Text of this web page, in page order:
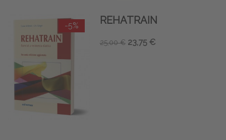
-5% REHATRAIN
25,00 € 23,75 €